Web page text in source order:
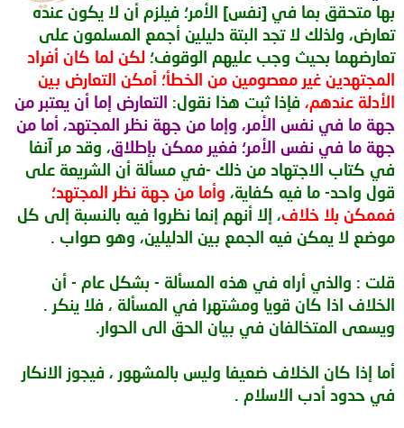
بها متحقق بما في [نفس] الأمر؛ فيلزم أن لا يكون عنده
تعارض، ولذلك لا تجد البتة دليلين أجمع المسلمون على
تعارضهما بحيث وجب عليهم الوقوف؛ لكن لما كان أفراد
المجتهدين غير معصومين من الخطأ؛ أمكن التعارض بين
الأدلة عندهم، فإذا ثبت هذا نقول: التعارض إما أن يعتبر من
جهة ما في نفس الأمر، وإما من جهة نظر المجتهد، أما من
جهة ما في نفس الأمر؛ فغير ممكن بإطلاق، وقد مر آنفا
في كتاب الاجتهاد من ذلك -في مسألة أن الشريعة على
قول واحد- ما فيه كفاية، وأما من جهة نظر المجتهد؛
فممكن بلا خلاف، إلا أنهم إنما نظروا فيه بالنسبة إلى كل
موضع لا يمكن فيه الجمع بين الدليلين، وهو صواب .
قلت : والذي أراه في هذه المسألة - بشكل عام - أن
الخلاف اذا كان قويا ومشتهرا في المسألة ، فلا ينكر .
ويسعى المتخالفان في بيان الحق الى الحوار.
أما إذا كان الخلاف ضعيفا وليس بالمشهور ، فيجوز الانكار
في حدود أدب الاسلام .